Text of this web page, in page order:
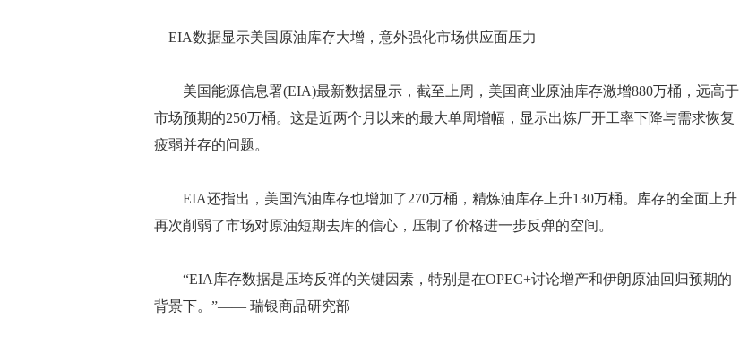
EIA数据显示美国原油库存大增，意外强化市场供应面压力
美国能源信息署(EIA)最新数据显示，截至上周，美国商业原油库存激增880万桶，远高于
市场预期的250万桶。这是近两个月以来的最大单周增幅，显示出炼厂开工率下降与需求恢复
疲弱并存的问题。
EIA还指出，美国汽油库存也增加了270万桶，精炼油库存上升130万桶。库存的全面上升
再次削弱了市场对原油短期去库的信心，压制了价格进一步反弹的空间。
“EIA库存数据是压垮反弹的关键因素，特别是在OPEC+讨论增产和伊朗原油回归预期的
背景下。”—— 瑞银商品研究部